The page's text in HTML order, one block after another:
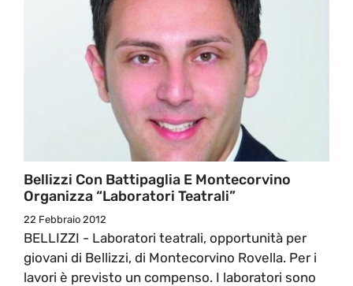
Bellizzi Con Battipaglia E Montecorvino
Organizza “Laboratori Teatrali”
22 Febbraio 2012
BELLIZZI - Laboratori teatrali, opportunità per
giovani di Bellizzi, di Montecorvino Rovella. Per i
lavori è previsto un compenso. I laboratori sono